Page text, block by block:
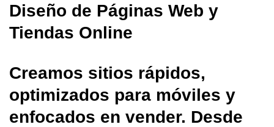
Diseño de Páginas Web y
Tiendas Online
Creamos sitios rápidos,
optimizados para móviles y
enfocados en vender. Desde